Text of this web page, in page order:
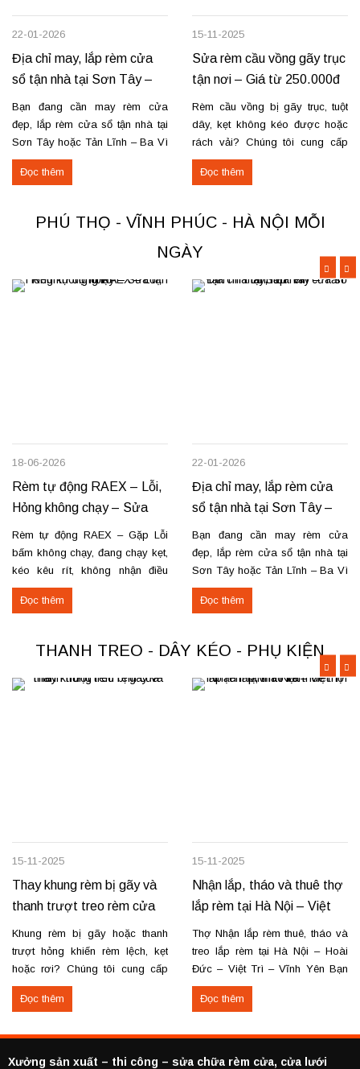
22-01-2026
Địa chỉ may, lắp rèm cửa
sổ tận nhà tại Sơn Tây –
Tản Lĩnh Ba Vì
Bạn đang cần may rèm cửa
đẹp, lắp rèm cửa sổ tận nhà tại
Sơn Tây hoặc Tản Lĩnh – Ba Vì
với giá hợp lý? Chúng tôi
chuyên may rèm theo yêu cầu,
tiến độ. Thực tế, chúng tôi vừa
hoàn thiện thi công rèm...
Đọc thêm
15-11-2025
Sửa rèm cầu vồng gãy trục
tận nơi – Giá từ 250.000đ
có VAT
Rèm cầu vồng bị gãy trục, tuột
dây, kẹt không kéo được hoặc
rách vải? Chúng tôi cung cấp
dịch vụ sửa rèm cầu vồng tận
nơi, đảm bảo rèm hoạt động trơn
cấu kéo để rèm mở – đóng êm
Thay dây...
Đọc thêm
PHÚ THỌ - VĨNH PHÚC - HÀ NỘI MỖI
NGÀY
18-06-2026
Rèm tự động RAEX – Lỗi,
Hỏng không chạy – Sửa
tận nơi
Rèm tự động RAEX – Gặp Lỗi
bấm không chạy, đang chạy kẹt,
kéo kêu rít, không nhận điều
khiển… Nhận thay mới động cơ,
sửa chữa rèm tự động raex và
Đọc thêm
22-01-2026
Địa chỉ may, lắp rèm cửa
sổ tận nhà tại Sơn Tây –
Tản Lĩnh Ba Vì
Bạn đang cần may rèm cửa
đẹp, lắp rèm cửa sổ tận nhà tại
Sơn Tây hoặc Tản Lĩnh – Ba Vì
với giá hợp lý? Chúng tôi
chuyên may rèm theo yêu cầu,
tiến độ. Thực tế, chúng tôi vừa
hoàn thiện thi công rèm...
Đọc thêm
THANH TREO - DÂY KÉO - PHỤ KIỆN
15-11-2025
Thay khung rèm bị gãy và
thanh trượt treo rèm cửa
Khung rèm bị gãy hoặc thanh
trượt hỏng khiến rèm lệch, kẹt
hoặc rơi? Chúng tôi cung cấp
dịch vụ thay khung và thanh
trượt rèm tận nơi, đảm bảo rèm
bền lâu. Thay khung rèm bị gãy,
cong vênh Thay hoặc sửa
Đọc thêm
15-11-2025
Nhận lắp, tháo và thuê thợ
lắp rèm tại Hà Nội – Việt
Trì – Vĩnh Yên
Thợ Nhận lắp rèm thuê, tháo và
treo lắp rèm tại Hà Nội – Hoài
Đức – Việt Trì – Vĩnh Yên Bạn
cần lắp rèm bị rơi, tháo rèm cũ
hoặc thuê thợ lắp rèm tại Hoài
Yên? Chúng tôi cung cấp dịch
vụ...
Đọc thêm
Xưởng sản xuất – thi công – sửa chữa rèm cửa, cửa lưới